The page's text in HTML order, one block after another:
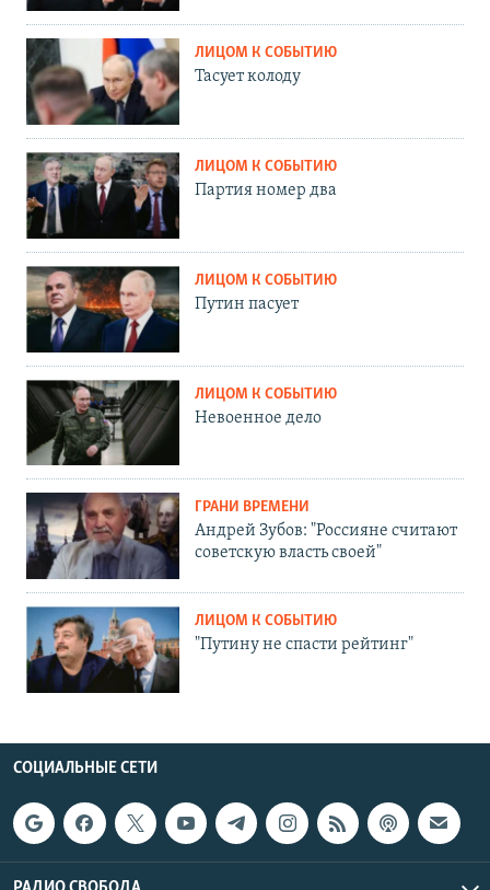
ЛИЦОМ К СОБЫТИЮ
Тасует колоду
ЛИЦОМ К СОБЫТИЮ
Партия номер два
ЛИЦОМ К СОБЫТИЮ
Путин пасует
ЛИЦОМ К СОБЫТИЮ
Невоенное дело
ГРАНИ ВРЕМЕНИ
Андрей Зубов: "Россияне считают
советскую власть своей"
ЛИЦОМ К СОБЫТИЮ
"Путину не спасти рейтинг"
СОЦИАЛЬНЫЕ СЕТИ